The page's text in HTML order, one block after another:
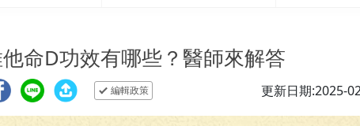
命D功效有哪些？醫師來解答
編輯政策 更新日期:2025-